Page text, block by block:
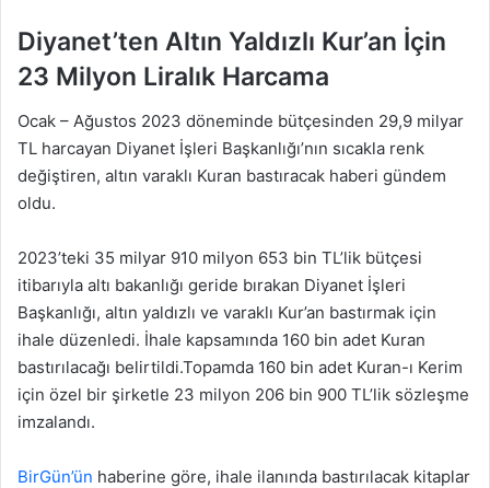
Diyanet’ten Altın Yaldızlı Kur’an İçin
23 Milyon Liralık Harcama
Ocak – Ağustos 2023 döneminde bütçesinden 29,9 milyar
TL harcayan Diyanet İşleri Başkanlığı’nın sıcakla renk
değiştiren, altın varaklı Kuran bastıracak haberi gündem
oldu.
2023’teki 35 milyar 910 milyon 653 bin TL’lik bütçesi
itibarıyla altı bakanlığı geride bırakan Diyanet İşleri
Başkanlığı, altın yaldızlı ve varaklı Kur’an bastırmak için
ihale düzenledi. İhale kapsamında 160 bin adet Kuran
bastırılacağı belirtildi.Topamda 160 bin adet Kuran-ı Kerim
için özel bir şirketle 23 milyon 206 bin 900 TL’lik sözleşme
imzalandı.
BirGün’ün haberine göre, ihale ilanında bastırılacak kitaplar